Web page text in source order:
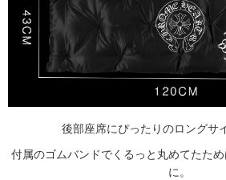
後部座席にぴったりのロングサ
付属のゴムバンドでくるっと丸めてたた
に。